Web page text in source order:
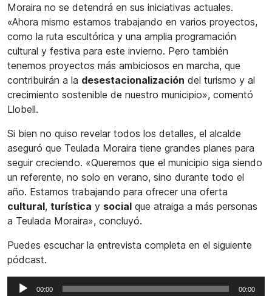
Moraira no se detendrá en sus iniciativas actuales.
«Ahora mismo estamos trabajando en varios proyectos,
como la ruta escultórica y una amplia programación
cultural y festiva para este invierno. Pero también
tenemos proyectos más ambiciosos en marcha, que
contribuirán a la desestacionalización del turismo y al
crecimiento sostenible de nuestro municipio», comentó
Llobell.
Si bien no quiso revelar todos los detalles, el alcalde
aseguró que Teulada Moraira tiene grandes planes para
seguir creciendo. «Queremos que el municipio siga siendo
un referente, no solo en verano, sino durante todo el
año. Estamos trabajando para ofrecer una oferta
cultural, turística y social que atraiga a más personas
a Teulada Moraira», concluyó.
Puedes escuchar la entrevista completa en el siguiente
pódcast.
Reproductor
00:00 00:00